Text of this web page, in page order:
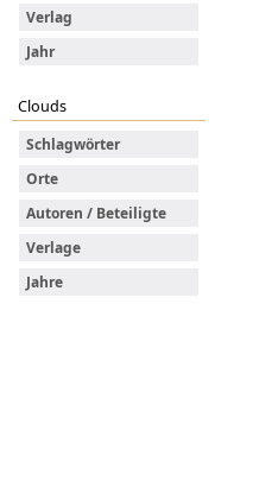
Verlag
Jahr
Clouds
Schlagwörter
Orte
Autoren / Beteiligte
Verlage
Jahre